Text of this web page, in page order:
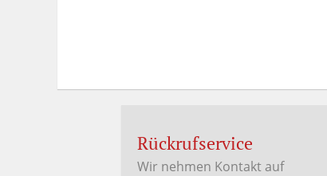
Rückrufservice
Wir nehmen Kontakt auf